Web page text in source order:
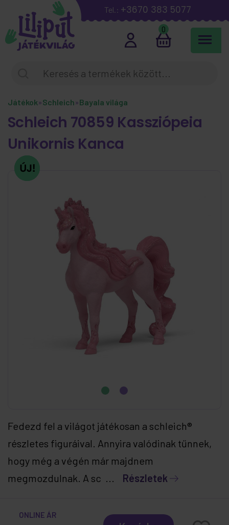
Tel.: +3670 383 5077
0
Játékok»Schleich»Bayala világa
Schleich 70859 Kassziópeia
Unikornis Kanca
Fedezd fel a világot játékosan a schleich®
részletes figuráival. Annyira valódinak tűnnek,
hogy még a végén már majdnem
megmozdulnak. A sc ... Részletek
ONLINE ÁR